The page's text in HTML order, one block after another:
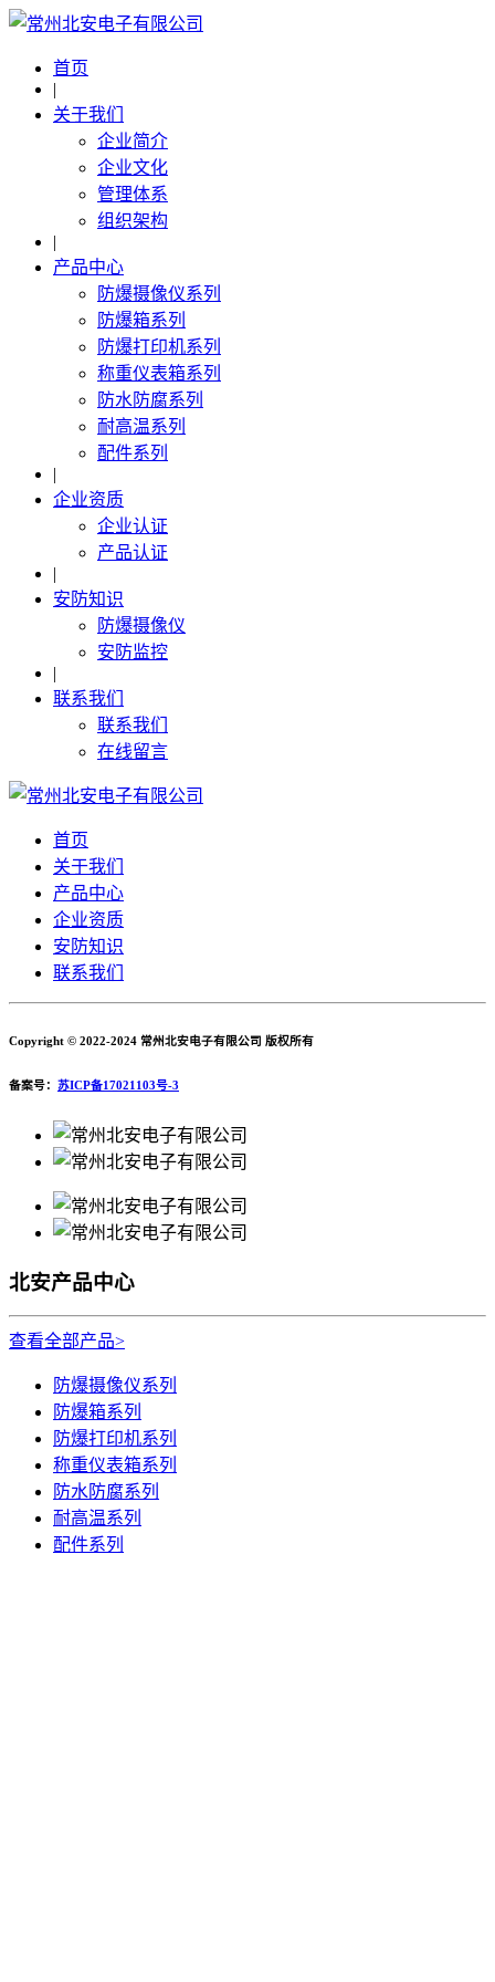
首页
|
关于我们
企业简介
企业文化
管理体系
组织架构
|
产品中心
防爆摄像仪系列
防爆箱系列
防爆打印机系列
称重仪表箱系列
防水防腐系列
耐高温系列
配件系列
|
企业资质
企业认证
产品认证
|
安防知识
防爆摄像仪
安防监控
|
联系我们
联系我们
在线留言
首页
关于我们
产品中心
企业资质
安防知识
联系我们
Copyright © 2022-2024 常州北安电子有限公司 版权所有
备案号： 苏ICP备17021103号-3
北安产品中心
查看全部产品>
防爆摄像仪系列
防爆箱系列
防爆打印机系列
称重仪表箱系列
防水防腐系列
耐高温系列
配件系列